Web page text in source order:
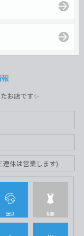
お店です✨️
連休は営業します)
送迎 制服